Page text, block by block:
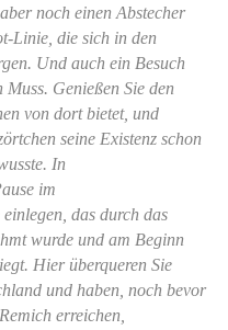
noch einen Abstecher
Linie, die sich in den
Und auch ein Besuch
Genießen Sie den
von dort bietet, und
seine Existenz schon
In
im
das durch das
wurde und am Beginn
Hier überqueren Sie
und haben, noch bevor
erreichen,